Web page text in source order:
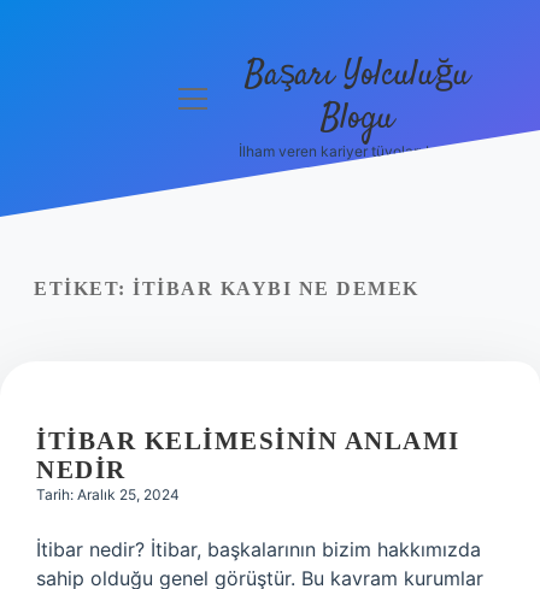
menüyüBaşarı Yolculuğu
Blogu
İlham veren kariyer tüyoları burada!
ETIKET: İTIBAR KAYBI NE DEMEK
İTIBAR KELIMESININ ANLAMI
NEDIR
Tarih: Aralık 25, 2024
İtibar nedir? İtibar, başkalarının bizim hakkımızda
sahip olduğu genel görüştür. Bu kavram kurumlar